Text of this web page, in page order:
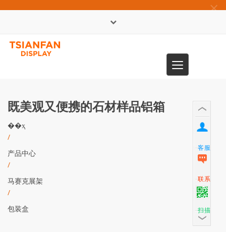
×
Toggle
navigation
既美观又便携的石材样品铝箱
��ҳ
/
产品中心
/
马赛克展架
/
包装盒
客服
联系
扫描